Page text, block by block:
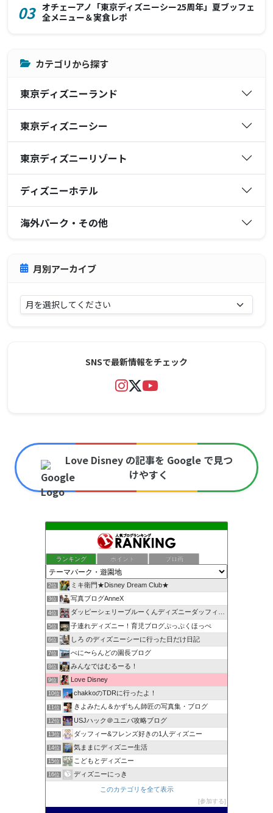
03 オチェーアノ「東京ディズニーシー25周年」夏ブッフェ
全メニュー＆実食レポ
カテゴリから探す
東京ディズニーランド
東京ディズニーシー
東京ディズニーリゾート
ディズニーホテル
海外パーク・その他
月別アーカイブ
SNSで最新情報をチェック
Love Disney の記事を Google で見つ
けやすく
ランキング ポイント ブロ画
2位 ミキ衛門★Disney Dream Club★
3位 写真ブログAnneX
4位 ダッピーシェリーブルーくんディズニーダッフィーバラhappy
5位 子連れディズニー！育児ブログぷっぷくほっぺ
6位 しろ のディズニーシーに行った日だけ日記
7位 べに〜らんどの園長ブログ
8位 みんなではむるーる！
9位 Love Disney
10位 chakkoのTDRに行ったよ！
11位 きよみたん＆かずちん師匠の写真集・ブログ
12位 USJハック＠ユニバ攻略ブログ
13位 ダッフィー&フレンズ好きの1人ディズニー
14位 気ままにディズニー生活
15位 こどもとディズニー
16位 ディズニーにっき
このカテゴリを全て表示
参加する